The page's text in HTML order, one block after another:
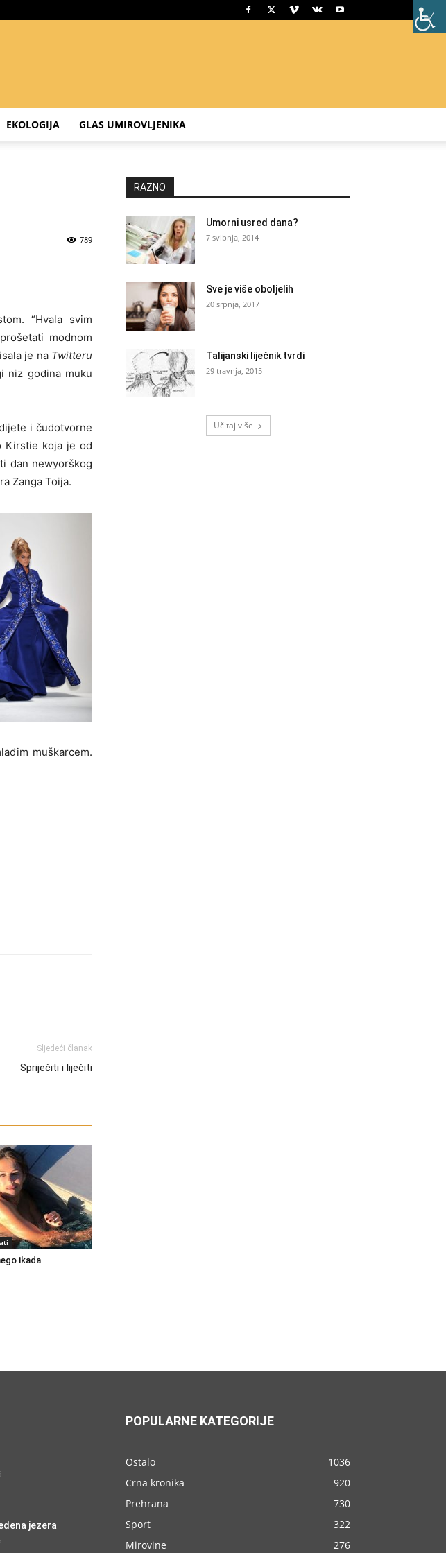
EKOLOGIJA GLAS UMIROVLJENIKA
789
“Hvala svim
modnom
je na Twitteru
niz godina muku
i čudotvorne
Kirstie koja je od
dan newyorškog
Zanga Toija.
muškarcem.
Sljedeći članak
Spriječiti i liječiti
ikada
RAZNO
Umorni usred dana?
7 svibnja, 2014
Sve je više oboljelih
20 srpnja, 2017
Talijanski liječnik tvrdi
29 travnja, 2015
Učitaj više
jezera
POPULARNE KATEGORIJE
Ostalo
1036
Crna kronika
920
Prehrana
730
Sport
322
Mirovine
276